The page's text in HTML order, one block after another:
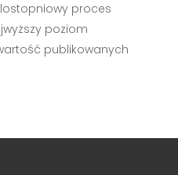
proces
poziom
publikowanych